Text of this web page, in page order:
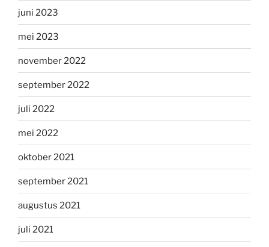
juni 2023
mei 2023
november 2022
september 2022
juli 2022
mei 2022
oktober 2021
september 2021
augustus 2021
juli 2021